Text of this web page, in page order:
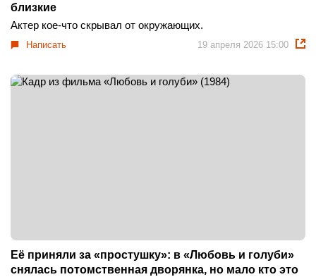
близкие
Актер кое-что скрывал от окружающих.
Написать 19 апреля 2026 15:00
Её приняли за «простушку»: в «Любовь и голуби»
снялась потомственная дворянка, но мало кто это